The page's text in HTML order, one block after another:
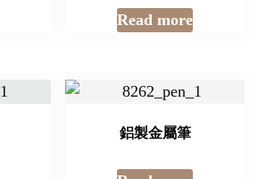
Read more
鋁製金屬筆